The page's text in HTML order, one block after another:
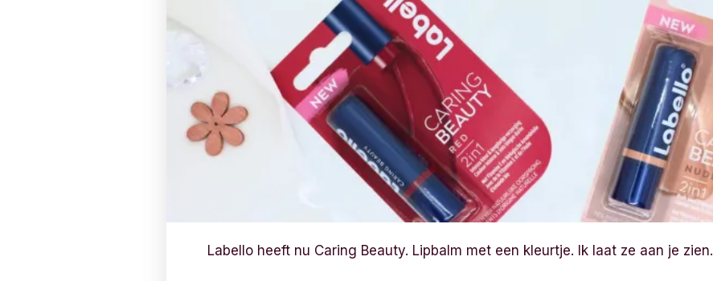
Labello heeft nu Caring Beauty. Lipbalm met een kleurtje. Ik laat ze aan je zien.